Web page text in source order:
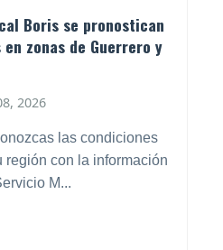
Boris se pronostican
zonas de Guerrero y
2026
las condiciones
región con la información
M...